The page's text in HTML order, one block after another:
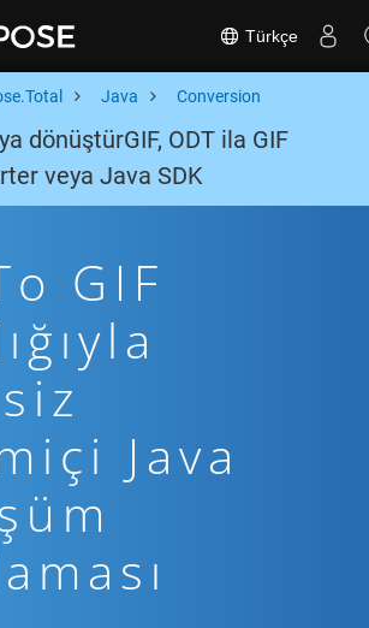
Türkçe
Java Conversion
dönüştürGIF, ODT ila GIF
veya Java SDK
GIF
Java